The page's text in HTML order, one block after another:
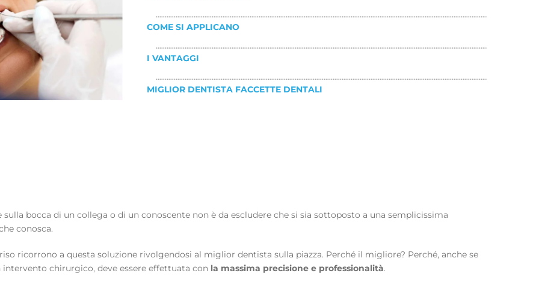
COME SI APPLICANO
I VANTAGGI
MIGLIOR DENTISTA FACCETTE DENTALI
bocca di un collega o di un conoscente non è da escludere che si sia sottoposto a una semplicissima
conosca.
ricorrono a questa soluzione rivolgendosi al miglior dentista sulla piazza. Perché il migliore? Perché, anche se
chirurgico, deve essere effettuata con la massima precisione e professionalità.